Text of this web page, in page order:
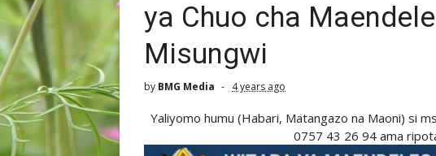
ya Chuo cha
Misungwi
by BMG Media 4 years ago
Yaliyomo humu (Habari, Matangazo na Maoni) si
0757 43 26 94 ama